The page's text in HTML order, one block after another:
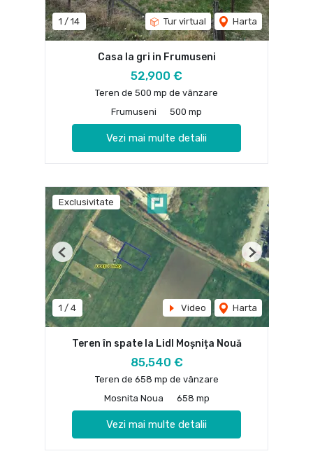
1 / 14 Tur virtual Harta
Casa la gri in Frumuseni
52,900 €
Teren de 500 mp de vânzare
Frumuseni
500 mp
Vezi mai multe detalii
Exclusivitate
1 / 4 Video Harta
Previous Next
Teren în spate la Lidl Moșnița Nouă
85,540 €
Teren de 658 mp de vânzare
Mosnita Noua
658 mp
Vezi mai multe detalii